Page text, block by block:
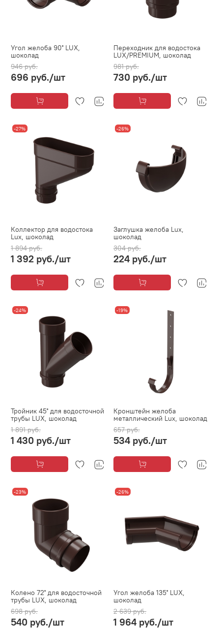
Угол желоба 90˚ LUX,
шоколад
946 руб.
696 руб./шт
Переходник для водостока
LUX/PREMIUM, шоколад
981 руб.
730 руб./шт
-27%
Коллектор для водостока
Lux, шоколад
1 894 руб.
1 392 руб./шт
-26%
Заглушка желоба Lux,
шоколад
304 руб.
224 руб./шт
-24%
Тройник 45˚ для водосточной
трубы LUX, шоколад
1 891 руб.
1 430 руб./шт
-19%
Кронштейн желоба
металлический Lux, шоколад
657 руб.
534 руб./шт
-23%
Колено 72˚ для водосточной
трубы LUX, шоколад
698 руб.
540 руб./шт
-26%
Угол желоба 135˚ LUX,
шоколад
2 639 руб.
1 964 руб./шт